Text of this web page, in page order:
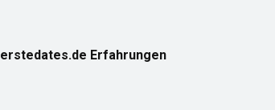
erstedates.de Erfahrungen